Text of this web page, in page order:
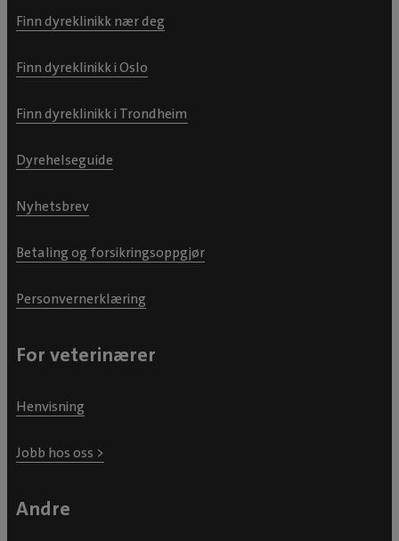
Finn dyreklinikk nær deg
Finn dyreklinikk i Oslo
Finn dyreklinikk i Trondheim
Dyrehelseguide
Nyhetsbrev
Betaling og forsikringsoppgjør
Personvernerklæring
For veterinærer
Henvisning
Jobb hos oss >
Andre